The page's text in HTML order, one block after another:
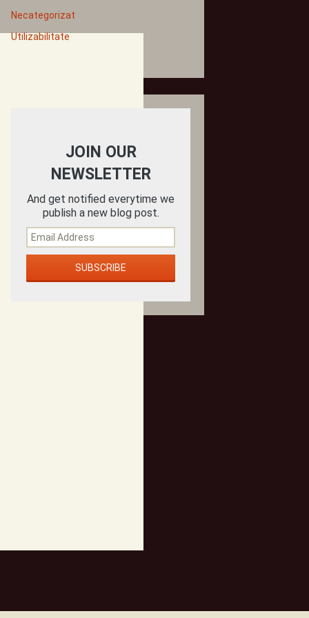
Necategorizat
Utilizabilitate
JOIN OUR
NEWSLETTER
And get notified everytime we
publish a new blog post.